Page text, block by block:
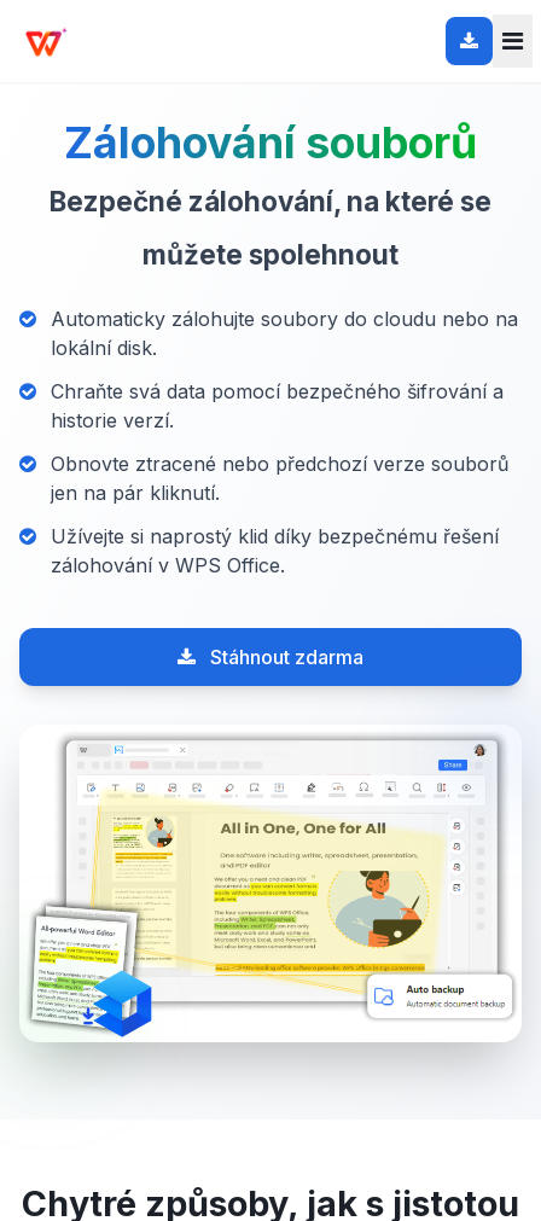
Zálohování souborů
Bezpečné zálohování, na které se
můžete spolehnout
Automaticky zálohujte soubory do cloudu nebo na
lokální disk.
Chraňte svá data pomocí bezpečného šifrování a
historie verzí.
Obnovte ztracené nebo předchozí verze souborů
jen na pár kliknutí.
Užívejte si naprostý klid díky bezpečnému řešení
zálohování v WPS Office.
Stáhnout zdarma
Chytré způsoby, jak s jistotou